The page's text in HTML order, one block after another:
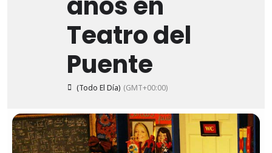
Teatro del
Puente
(Todo El Día) (GMT+00:00)